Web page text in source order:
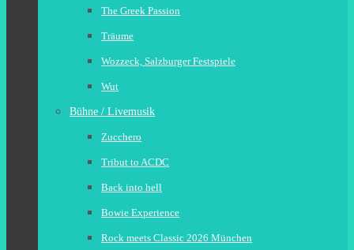
The Greek Passion
Träume
Wozzeck, Salzburger Festspiele
Wut
Bühne / Livemusik
Zucchero
Tribut to ACDC
Back into hell
Bowie Experience
Rock meets Classic 2026 München